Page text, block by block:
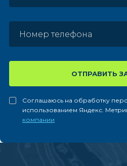
ОТПРАВИТЬ
Соглашаюсь на обработку
использованием Яндекс.
компании